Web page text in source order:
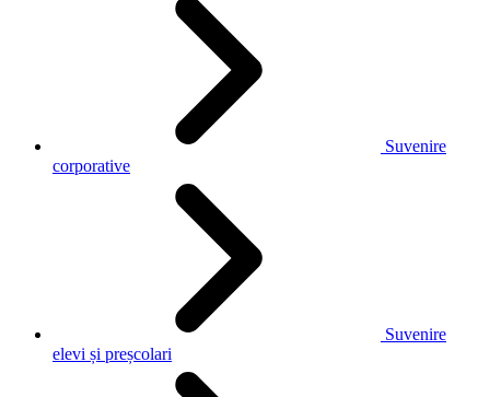
Suvenire
corporative
Suvenire
elevi și preșcolari